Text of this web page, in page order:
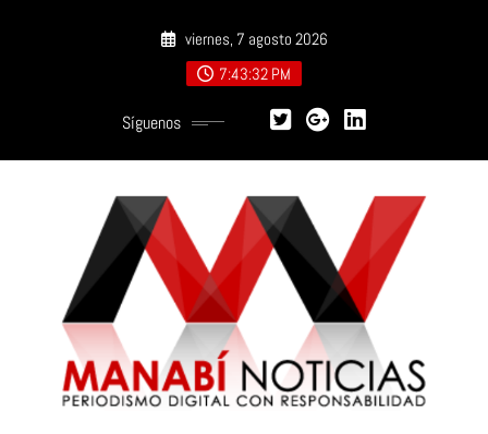
viernes, 7 agosto 2026
7:43:33 PM
Síguenos